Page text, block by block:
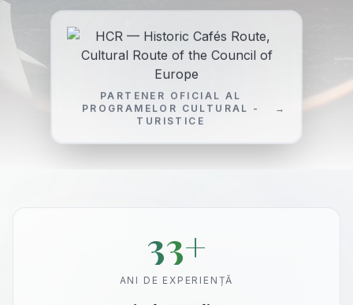
PARTENER OFICIAL AL
PROGRAMELOR CULTURAL -
TURISTICE
→
33+
ANI DE EXPERIENȚĂ